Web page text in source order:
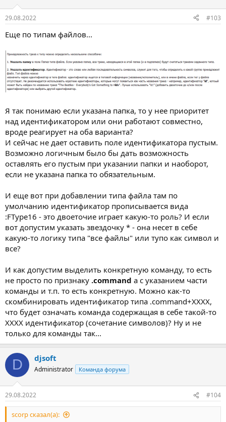
29.08.2022 #103
Еще по типам файлов...
Я так понимаю если указана папка, то у нее приоритет
над идентификатором или они работают совместно,
вроде реагирует на оба варианта?
И сейчас не дает оставить поле идентификатора пустым.
Возможно логичным было бы дать возможность
оставлять его пустым при указании папки и наоборот,
если не указана папка то обязательным.
И еще вот при добавлении типа файла там по
умолчанию идентификатор прописывается вида
:FType16 - это двоеточие играет какую-то роль? И если
вот допустим указать звездочку * - она несет в себе
какую-то логику типа "все файлы" или тупо как символ и
все?
И как допустим выделить конкретную команду, то есть
не просто по признаку .command а с указанием части
команды и т.п. то есть конкретную. Можно как-то
скомбинировать идентификатор типа .command+XXXX,
что будет означать команда содержащая в себе такой-то
XXXX идентификатор (сочетание символов)? Ну и не
только для команды так...
D djsoft
Administrator Команда форума
29.08.2022 #104
scorp сказал(а):